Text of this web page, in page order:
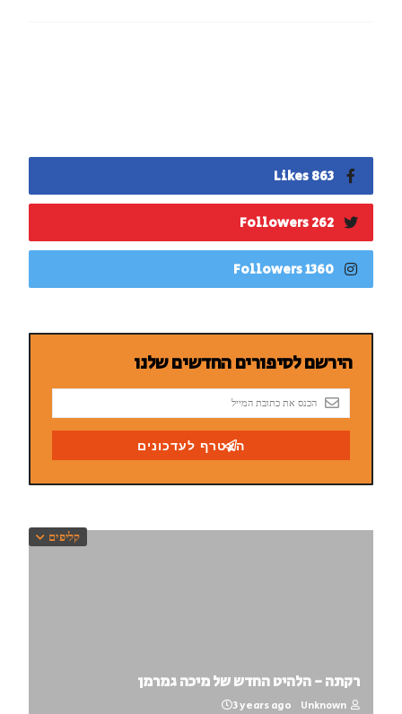
863 Likes
262 Followers
1360 Followers
קליפים
רקתה - הלהיט החדש של מיכה גמרמן
Unknown
3 years ago